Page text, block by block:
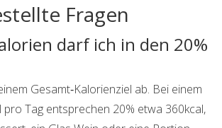
Fragen
darf ich in den 20%
Gesamt‑Kalorienziel ab. Bei einem
pro Tag entsprechen 20% etwa 360kcal,